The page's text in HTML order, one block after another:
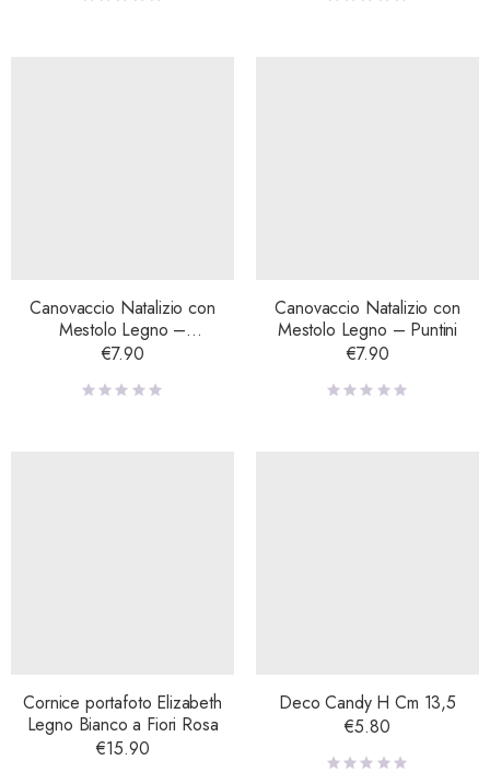
Canovaccio Natalizio con
Mestolo Legno –
Personaggi
€7.90
Canovaccio Natalizio con
Mestolo Legno – Puntini
€7.90
Cornice portafoto Elizabeth
Legno Bianco a Fiori Rosa
€15.90
Deco Candy H Cm 13,5
€5.80